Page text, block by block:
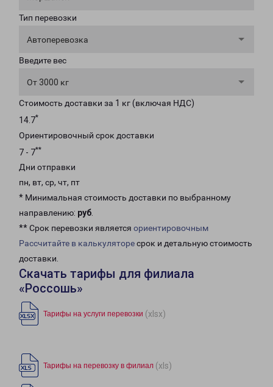
Тип перевозки
Автоперевозка
Введите вес
От 3000 кг
Стоимость доставки за 1 кг (включая НДС)
14.7*
Ориентировочный срок доставки
7 - 7**
Дни отправки
пн, вт, ср, чт, пт
* Минимальная стоимость доставки по выбранному
направлению: руб.
** Срок перевозки является ориентировочным
Рассчитайте в калькуляторесрок и детальную стоимость
доставки.
Скачать тарифы для филиала
«Россошь»
Тарифы на услуги перевозки (xlsx)
Тарифы на перевозку в филиал (xls)